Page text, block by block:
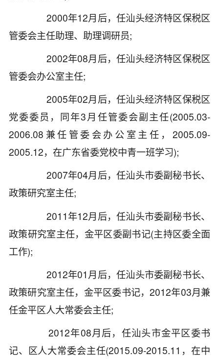
2000年12月后，任汕头经济特区保税区
管委会主任助理、助理调研员;
2002年08月后，任汕头经济特区保税区
管委会办公室主任;
2005年02月后，任汕头经济特区保税区
党委委员，同年3月任管委会副主任(2005.03-
2006.08兼任管委会办公室主任，2005.09-
2005.12，在广东省委党校中青一班学习);
2007年04月后，任汕头市委副秘书长、
政策研究室主任;
2011年12月后，任汕头市委副秘书长、
政策研究室主任，金平区委副书记(主持区委全面
工作);
2012年01月后，任汕头市委副秘书长、
政策研究室主任，金平区委书记，2012年03月兼
任金平区人大常委会主任;
2012年08月后，任汕头市金平区委书
记、区人大常委会主任(2015.09-2015.11，在中